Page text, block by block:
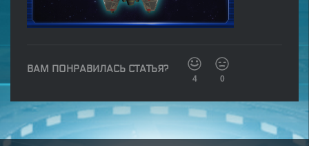
ВАМ ПОНРАВИЛАСЬ СТАТЬЯ?
4 0